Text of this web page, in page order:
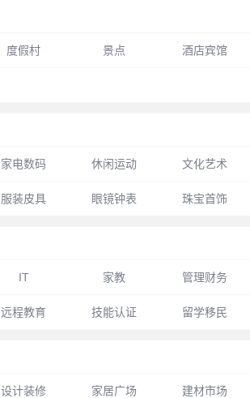
度假村 景点 酒店宾馆
家电数码 休闲运动 文化艺术
服装皮具 眼镜钟表 珠宝首饰
IT 家教 管理财务
远程教育 技能认证 留学移民
设计装修 家居广场 建材市场